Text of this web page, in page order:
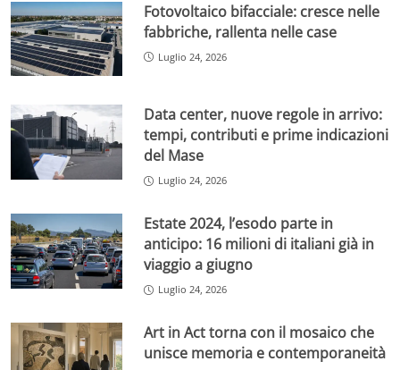
Fotovoltaico bifacciale: cresce nelle
fabbriche, rallenta nelle case
Luglio 24, 2026
Data center, nuove regole in arrivo:
tempi, contributi e prime indicazioni
del Mase
Luglio 24, 2026
Estate 2024, l’esodo parte in
anticipo: 16 milioni di italiani già in
viaggio a giugno
Luglio 24, 2026
Art in Act torna con il mosaico che
unisce memoria e contemporaneità